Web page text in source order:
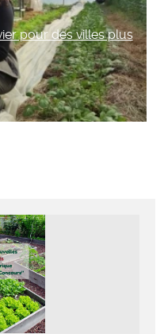
pour des villes plus